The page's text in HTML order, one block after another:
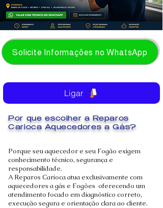
Solicite Informações no WhatsApp
Porque seu aquecedor e seu Fogão exigem
conhecimento técnico, segurança e
responsabilidade.
A Reparos Carioca atua exclusivamente com
aquecedores a gás e Fogões oferecendo um
atendimento focado em diagnóstico correto,
execução segura e orientação clara ao cliente.
Por que escolher a Reparos
Carioca Aquecedores a Gás?
Ligar